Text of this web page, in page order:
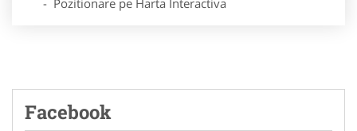
Facebook